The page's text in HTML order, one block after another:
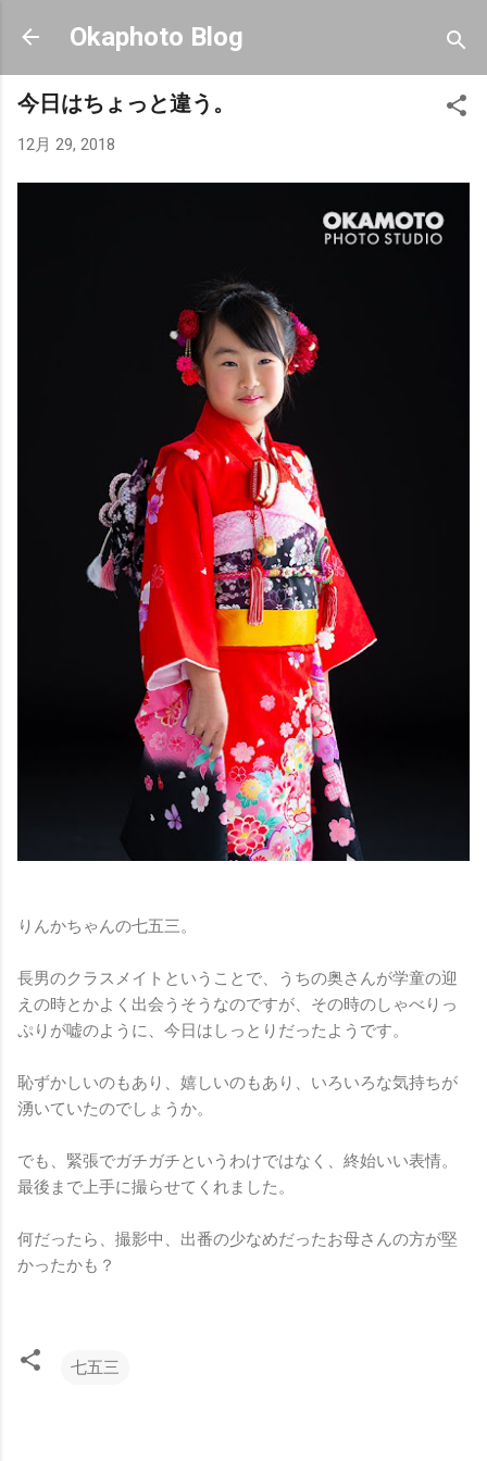
スキップしてメイン コンテンツに移動
Okaphoto Blog
今日はちょっと違う。
12月 29, 2018
りんかちゃんの七五三。
長男のクラスメイトということで、うちの奥さんが学童の迎
えの時とかよく出会うそうなのですが、その時のしゃべりっ
ぷりが嘘のように、今日はしっとりだったようです。
恥ずかしいのもあり、嬉しいのもあり、いろいろな気持ちが
湧いていたのでしょうか。
でも、緊張でガチガチというわけではなく、終始いい表情。
最後まで上手に撮らせてくれました。
何だったら、撮影中、出番の少なめだったお母さんの方が堅
かったかも？
七五三